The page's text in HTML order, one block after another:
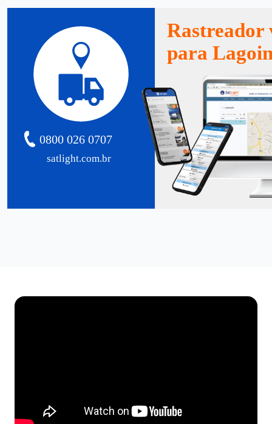
satlight.com.br
0800 026 0707
Rastreador
para